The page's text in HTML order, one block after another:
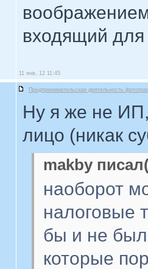
входящий
11 янв, 12 11:45
Предпринимательская деятельность
Ну я же не
лицо (никак
makby
наоборот
налоговые
бы и не
которые